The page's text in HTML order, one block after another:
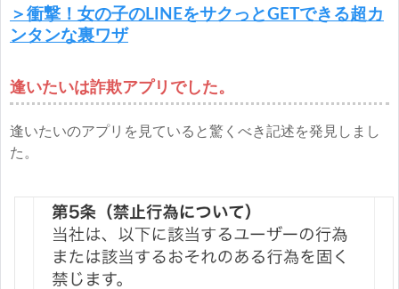
＞衝撃！女の子のLINEをサクっとGETできる超カ
ンタンな裏ワザ
逢いたいは詐欺アプリでした。
逢いたいのアプリを見ていると驚くべき記述を発見しまし
た。